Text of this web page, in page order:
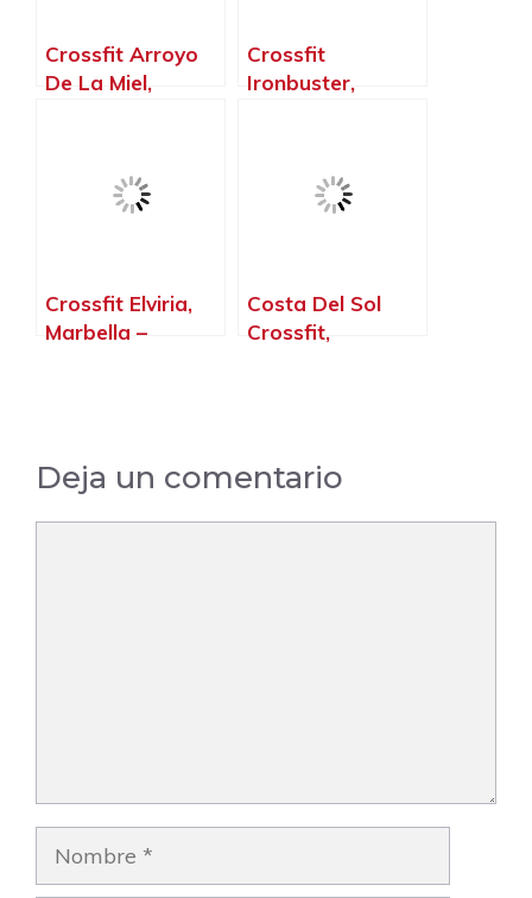
Crossfit Arroyo
De La Miel,
Crossfit
Ironbuster,
Crossfit Elviria,
Marbella –
Costa Del Sol
Crossfit,
Deja un comentario
Nombre